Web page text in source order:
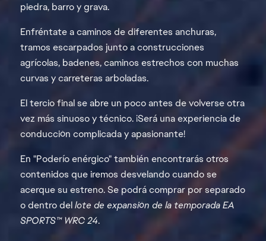
piedra, barro y grava.
Enfréntate a caminos de diferentes anchuras,
tramos escarpados junto a construcciones
agrícolas, badenes, caminos estrechos con muchas
curvas y carreteras arboladas.
El tercio final se abre un poco antes de volverse otra
vez más sinuoso y técnico. ¡Será una experiencia de
conducción complicada y apasionante!
En "Poderío enérgico" también encontrarás otros
contenidos que iremos desvelando cuando se
acerque su estreno. Se podrá comprar por separado
o dentro dellote de expansión de la temporada EA
SPORTS™ WRC 24.